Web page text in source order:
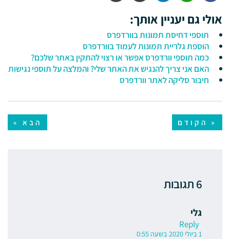
אולי גם יעניין אותך:
תוספי דחיסת תמונות בוורדפרס
הוספת גלריית תמונות לעמוד בוורדפרס
כמה תוספי וורדפרס אפשר או רצוי להתקין באתר שלכם?
האם אני צריך להנגיש את האתר שלי? והמלצה על תוספי נגישות
חיבור סליקה לאתר וורדפרס
« הקודם הבא »
6 תגובות
גלי
Reply